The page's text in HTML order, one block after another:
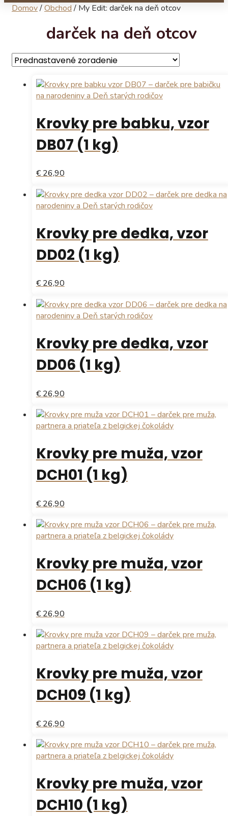
Domov/Obchod / My Edit: darček na deň otcov
darček na deň otcov
Krovky pre babku, vzor
DB07 (1 kg)
€ 26,90
Krovky pre dedka, vzor
DD02 (1 kg)
€ 26,90
Krovky pre dedka, vzor
DD06 (1 kg)
€ 26,90
Krovky pre muža, vzor
DCH01 (1 kg)
€ 26,90
Krovky pre muža, vzor
DCH06 (1 kg)
€ 26,90
Krovky pre muža, vzor
DCH09 (1 kg)
€ 26,90
Krovky pre muža, vzor
DCH10 (1 kg)